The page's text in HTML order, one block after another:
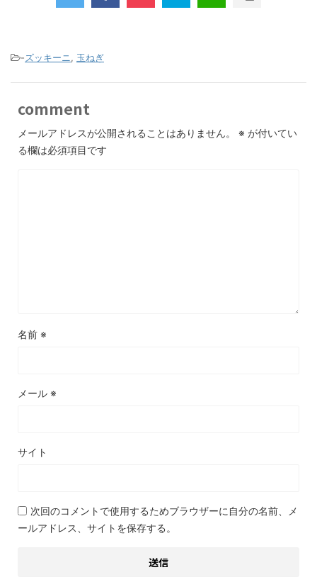
-ズッキーニ , 玉ねぎ
comment
メールアドレスが公開されることはありません。 ※ が付いてい
る欄は必須項目です
名前 ※
メール ※
サイト
次回のコメントで使用するためブラウザーに自分の名前、メ
ールアドレス、サイトを保存する。